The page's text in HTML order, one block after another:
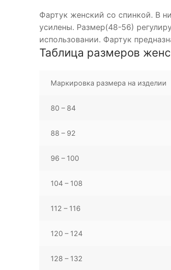
Фартук женский со спинкой. В
усилены. Размер(48-56)
использовании. Фартук
Таблица размеров
Маркировка размера на изделии
80 – 84
88 – 92
96 – 100
104 – 108
112 – 116
120 – 124
128 – 132